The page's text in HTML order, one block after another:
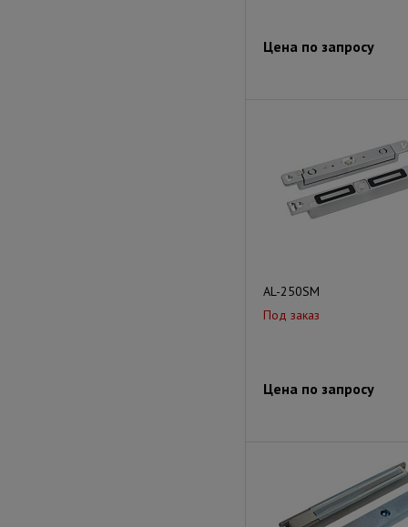
Цена по запросу
AL-250SM
Под заказ
Цена по запросу